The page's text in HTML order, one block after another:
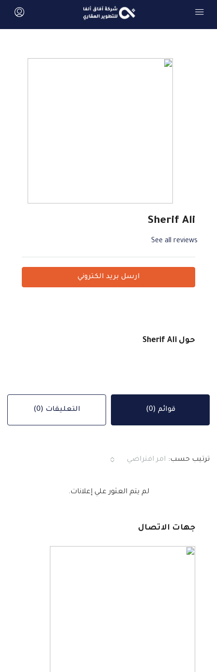
Sherif Ali
See all reviews
ارسل بريد الكتروني
حول Sherif Ali
قوائم (0) التعليقات (0)
ترتيب حسب: امر افتراضي
لم يتم العثور علي إعلانات.
جهات الاتصال